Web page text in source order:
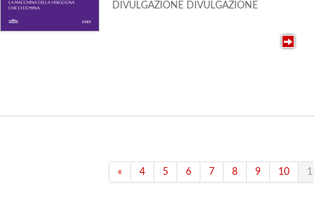
DIVULGAZIONE DIVULGAZIONE
« 4 5 6 7 8 9 10